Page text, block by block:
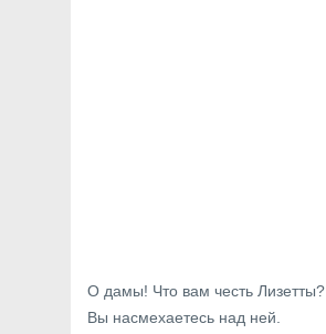
О дамы! Что вам честь Лизетты?
Вы насмехаетесь над ней.